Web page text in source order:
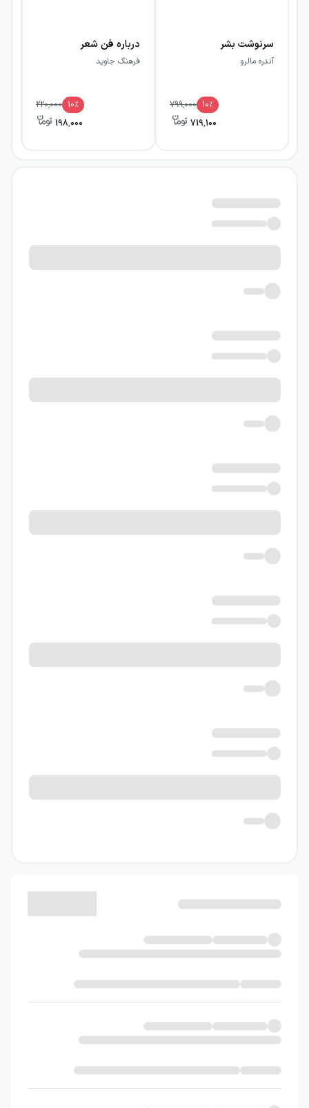
سرنوشت بشر
آندره مالرو
799,000 10٪
719,100
درباره فن شعر
فرهنگ جاوید
220,000 10٪
198,000